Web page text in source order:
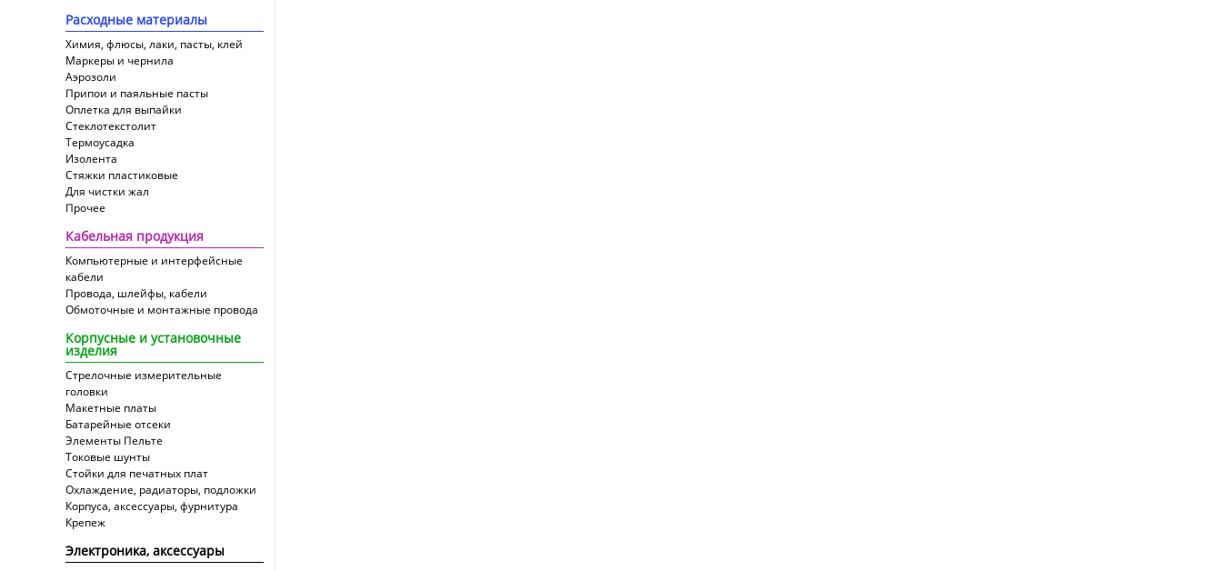
Расходные материалы
Химия, флюсы, лаки, пасты, клей
Маркеры и чернила
Аэрозоли
Припои и паяльные пасты
Оплетка для выпайки
Cтеклотекстолит
Термоусадка
Изолента
Стяжки пластиковые
Для чистки жал
Прочее
Кабельная продукция
Компьютерные и интерфейсные
кабели
Провода, шлейфы, кабели
Обмоточные и монтажные провода
Корпусные и установочные
изделия
Стрелочные измерительные
головки
Макетные платы
Батарейные отсеки
Элементы Пельте
Токовые шунты
Стойки для печатных плат
Охлаждение, радиаторы, подложки
Корпуса, аксессуары, фурнитура
Крепеж
Электроника, аксессуары